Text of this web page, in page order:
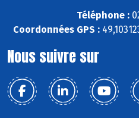
Téléphone :
Coordonnées GPS :
Nous suivre sur